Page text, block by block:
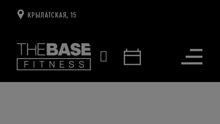
КРЫЛАТСКАЯ, 15
Открыть